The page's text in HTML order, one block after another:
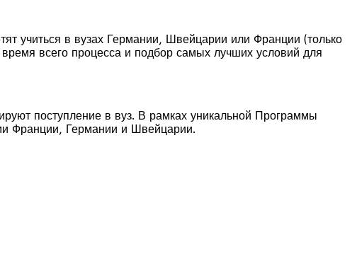
учиться в вузах Германии, Швейцарии или Франции (только
всего процесса и подбор самых лучших условий для
поступление в вуз. В рамках уникальной Программы
Франции, Германии и Швейцарии.